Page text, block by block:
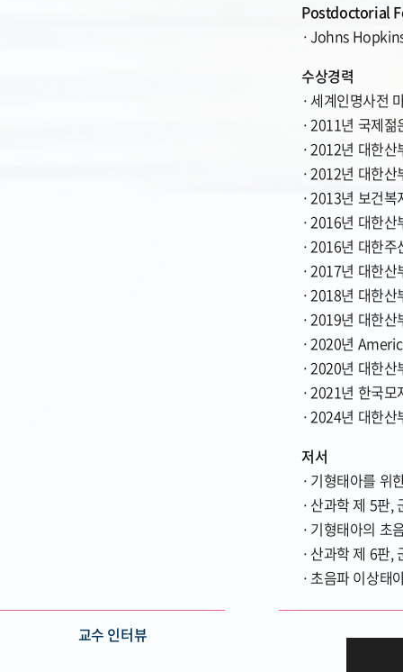
Postdoctorial
Johns
수상경력
세계인명사전
2011년 국제젊
2012년 대한산
2012년 대한산
2013년 보건복
2016년 대한산
2016년 대한주
2017년 대한산
2018년 대한산
2019년 대한산
2020년
2020년 대한산
2021년 한국모
2024년 대한산
저서
기형태아를 위
산과학 제 5판,
기형태아의 초
산과학 제 6판,
초음파 이상태
교수 인터뷰